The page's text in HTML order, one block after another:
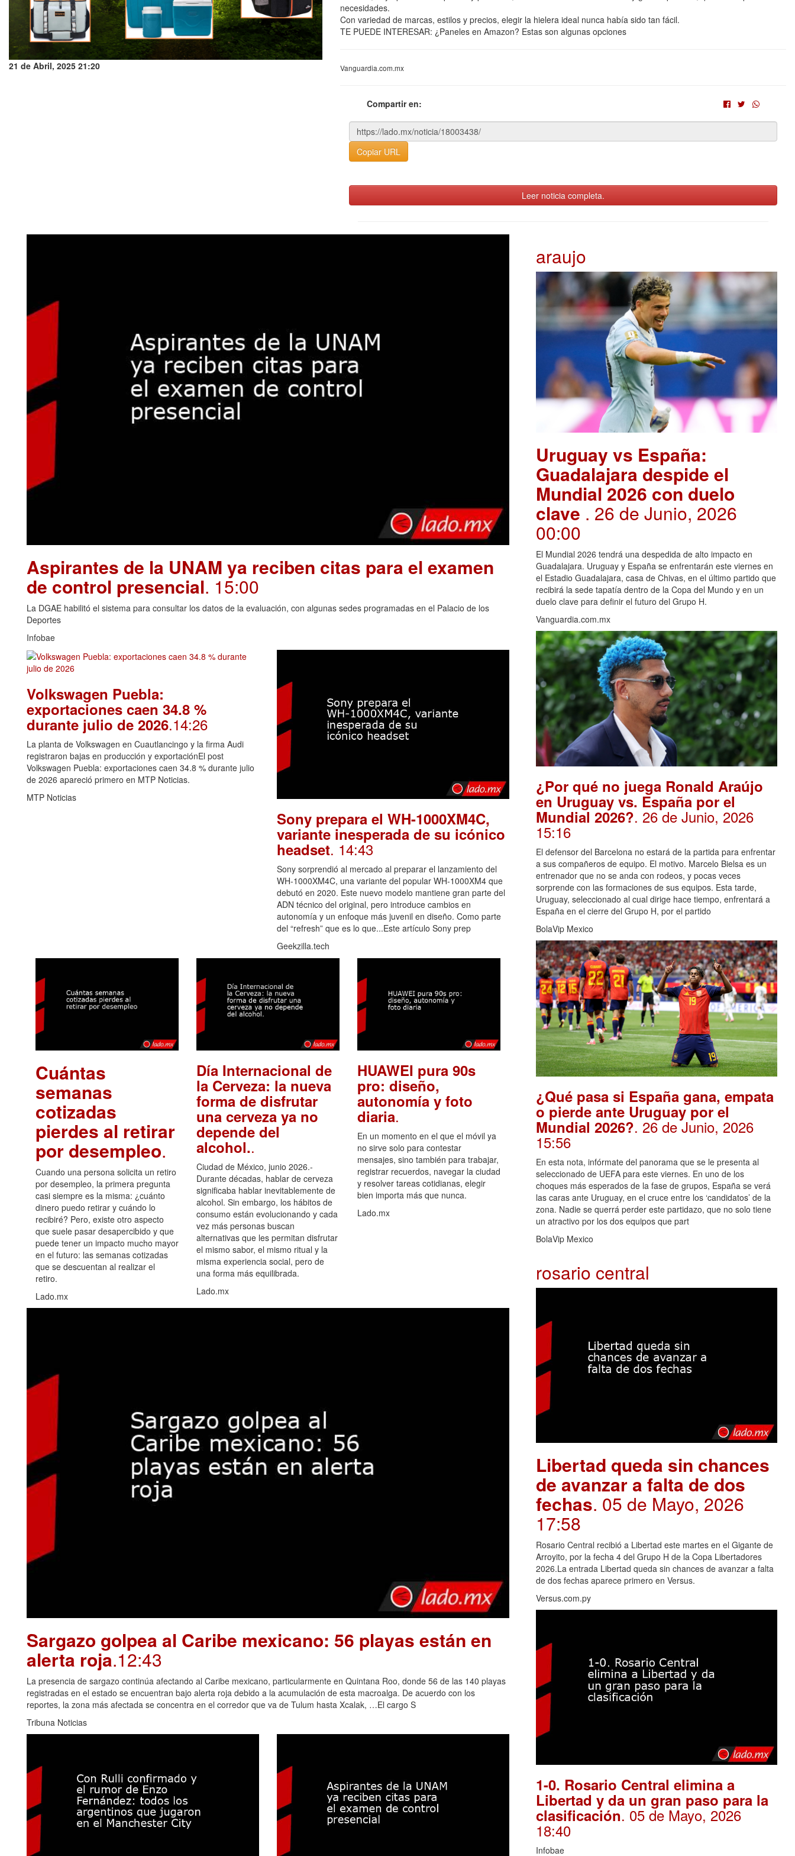
21 de Abril, 2025 21:20
necesidades.
Con variedad de marcas, estilos y precios, elegir la hielera ideal nunca había sido tan fácil.
TE PUEDE INTERESAR: ¿Paneles en Amazon? Estas son algunas opciones
Vanguardia.com.mx
Compartir en:
Copiar URL
Leer noticia completa.
Aspirantes de la UNAM ya reciben citas para el examen
de control presencial. 15:00
La DGAE habilitó el sistema para consultar los datos de la evaluación, con algunas sedes programadas en el Palacio de los
Deportes
Infobae
Volkswagen Puebla:
exportaciones caen 34.8 %
durante julio de 2026.14:26
La planta de Volkswagen en Cuautlancingo y la firma Audi
registraron bajas en producción y exportaciónEl post
Volkswagen Puebla: exportaciones caen 34.8 % durante julio
de 2026 apareció primero en MTP Noticias.
MTP Noticias
Sony prepara el WH-1000XM4C,
variante inesperada de su icónico
headset. 14:43
Sony sorprendió al mercado al preparar el lanzamiento del
WH-1000XM4C, una variante del popular WH-1000XM4 que
debutó en 2020. Este nuevo modelo mantiene gran parte del
ADN técnico del original, pero introduce cambios en
autonomía y un enfoque más juvenil en diseño. Como parte
del “refresh” que es lo que...Este artículo Sony prep
Geekzilla.tech
Cuántas
semanas
cotizadas
pierdes al retirar
por desempleo.
Cuando una persona solicita un retiro
por desempleo, la primera pregunta
casi siempre es la misma: ¿cuánto
dinero puedo retirar y cuándo lo
recibiré? Pero, existe otro aspecto
que suele pasar desapercibido y que
puede tener un impacto mucho mayor
en el futuro: las semanas cotizadas
que se descuentan al realizar el
retiro.
Lado.mx
Día Internacional de
la Cerveza: la nueva
forma de disfrutar
una cerveza ya no
depende del
alcohol..
Ciudad de México, junio 2026.-
Durante décadas, hablar de cerveza
significaba hablar inevitablemente de
alcohol. Sin embargo, los hábitos de
consumo están evolucionando y cada
vez más personas buscan
alternativas que les permitan disfrutar
el mismo sabor, el mismo ritual y la
misma experiencia social, pero de
una forma más equilibrada.
Lado.mx
HUAWEI pura 90s
pro: diseño,
autonomía y foto
diaria.
En un momento en el que el móvil ya
no sirve solo para contestar
mensajes, sino también para trabajar,
registrar recuerdos, navegar la ciudad
y resolver tareas cotidianas, elegir
bien importa más que nunca.
Lado.mx
Sargazo golpea al Caribe mexicano: 56 playas están en
alerta roja.12:43
La presencia de sargazo continúa afectando al Caribe mexicano, particularmente en Quintana Roo, donde 56 de las 140 playas
registradas en el estado se encuentran bajo alerta roja debido a la acumulación de esta macroalga. De acuerdo con los
reportes, la zona más afectada se concentra en el corredor que va de Tulum hasta Xcalak, …El cargo S
Tribuna Noticias
araujo
Uruguay vs España:
Guadalajara despide el
Mundial 2026 con duelo
clave . 26 de Junio, 2026
00:00
El Mundial 2026 tendrá una despedida de alto impacto en
Guadalajara. Uruguay y España se enfrentarán este viernes en
el Estadio Guadalajara, casa de Chivas, en el último partido que
recibirá la sede tapatía dentro de la Copa del Mundo y en un
duelo clave para definir el futuro del Grupo H.
Vanguardia.com.mx
¿Por qué no juega Ronald Araújo
en Uruguay vs. España por el
Mundial 2026?. 26 de Junio, 2026
15:16
El defensor del Barcelona no estará de la partida para enfrentar
a sus compañeros de equipo. El motivo. Marcelo Bielsa es un
entrenador que no se anda con rodeos, y pocas veces
sorprende con las formaciones de sus equipos. Esta tarde,
Uruguay, seleccionado al cual dirige hace tiempo, enfrentará a
España en el cierre del Grupo H, por el partido
BolaVip Mexico
¿Qué pasa si España gana, empata
o pierde ante Uruguay por el
Mundial 2026?. 26 de Junio, 2026
15:56
En esta nota, infórmate del panorama que se le presenta al
seleccionado de UEFA para este viernes. En uno de los
choques más esperados de la fase de grupos, España se verá
las caras ante Uruguay, en el cruce entre los ‘candidatos’ de la
zona. Nadie se querrá perder este partidazo, que no solo tiene
un atractivo por los dos equipos que part
BolaVip Mexico
rosario central
Libertad queda sin chances
de avanzar a falta de dos
fechas. 05 de Mayo, 2026
17:58
Rosario Central recibió a Libertad este martes en el Gigante de
Arroyito, por la fecha 4 del Grupo H de la Copa Libertadores
2026.La entrada Libertad queda sin chances de avanzar a falta
de dos fechas aparece primero en Versus.
Versus.com.py
1-0. Rosario Central elimina a
Libertad y da un gran paso para la
clasificación. 05 de Mayo, 2026
18:40
Infobae